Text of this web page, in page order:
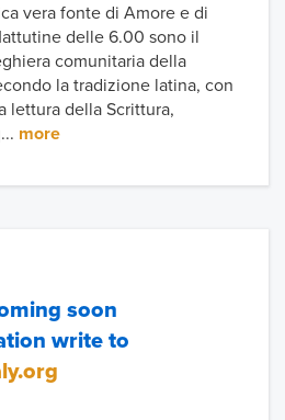
vera fonte di Amore e di
delle 6.00 sono il
comunitaria della
la tradizione latina, con
lettura della Scrittura,
more
soon
write to